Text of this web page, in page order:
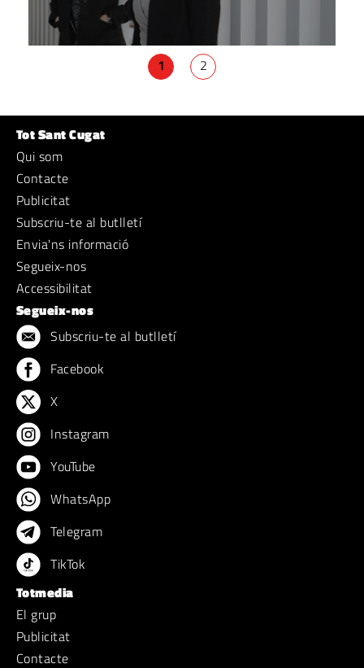
1 2
Tot Sant Cugat
Qui som
Contacte
Publicitat
Subscriu-te al butlletí
Envia'ns informació
Segueix-nos
Accessibilitat
Segueix-nos
Subscriu-te al butlletí
Facebook
X
Instagram
YouTube
WhatsApp
Telegram
TikTok
Totmedia
El grup
Publicitat
Contacte